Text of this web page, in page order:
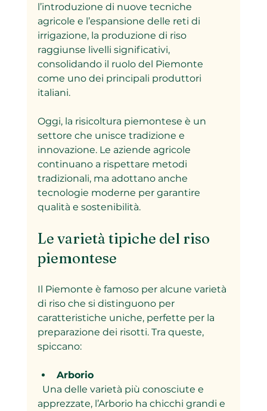
l’introduzione di nuove tecniche
agricole e l’espansione delle reti di
irrigazione, la produzione di riso
raggiunse livelli significativi,
consolidando il ruolo del Piemonte
come uno dei principali produttori
italiani.
Oggi, la risicoltura piemontese è un
settore che unisce tradizione e
innovazione. Le aziende agricole
continuano a rispettare metodi
tradizionali, ma adottano anche
tecnologie moderne per garantire
qualità e sostenibilità.
Le varietà tipiche del riso
piemontese
Il Piemonte è famoso per alcune varietà
di riso che si distinguono per
caratteristiche uniche, perfette per la
preparazione dei risotti. Tra queste,
spiccano:
Arborio
apprezzate, l’Arborio ha chicchi grandi e